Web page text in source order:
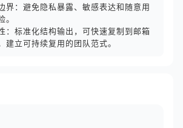
界：避免隐私暴露、敏感表达和随意用
。
：标准化结构输出，可快速复制到邮箱
建立可持续复用的团队范式。